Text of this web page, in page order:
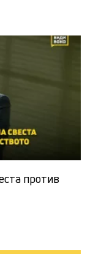
против